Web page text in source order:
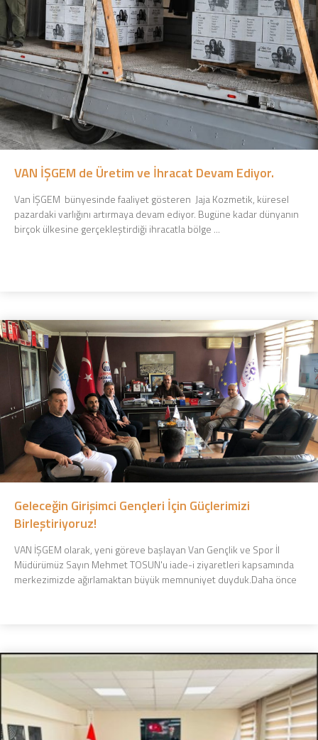
VAN İŞGEM de Üretim ve İhracat Devam Ediyor.
Van İŞGEM bünyesinde faaliyet gösteren Jaja Kozmetik, küresel
pazardaki varlığını artırmaya devam ediyor. Bugüne kadar dünyanın
birçok ülkesine gerçekleştirdiği ihracatla bölge ...
Geleceğin Girişimci Gençleri İçin Güçlerimizi
Birleştiriyoruz!
VAN İŞGEM olarak, yeni göreve başlayan Van Gençlik ve Spor İl
Müdürümüz Sayın Mehmet TOSUN'u iade-i ziyaretleri kapsamında
merkezimizde ağırlamaktan büyük memnuniyet duyduk.Daha önce